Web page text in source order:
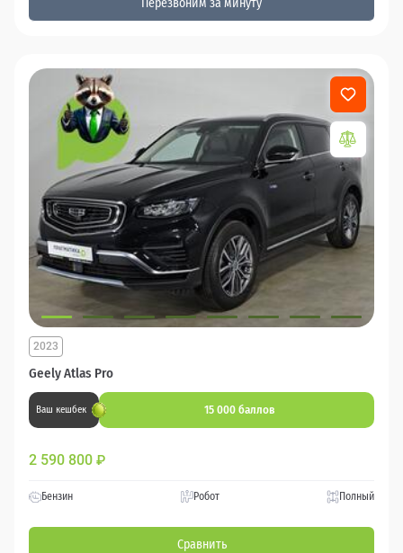
Geely Atlas Pro
2023
Ваш кешбек 15 000 баллов
2 590 800 ₽
Бензин Робот Полный
Сравнить